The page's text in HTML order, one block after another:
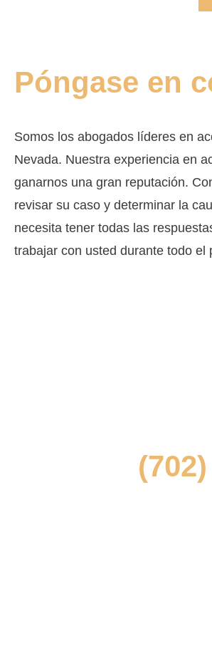
Póngase en
Somos los abogados líderes en
Nevada. Nuestra experiencia en
ganarnos una gran reputación.
revisar su caso y determinar la
necesita tener todas las
trabajar con usted durante todo